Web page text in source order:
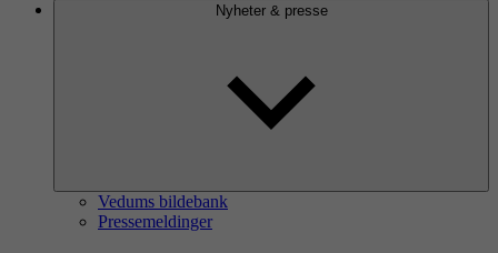
Nyheter & presse
Vedums bildebank
Pressemeldinger